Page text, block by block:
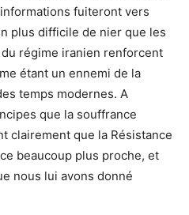
fuiteront vers
plus difficile de nier que les
régime iranien renforcent
étant un ennemi de la
temps modernes. A
que la souffrance
clairement que la Résistance
beaucoup plus proche, et
nous lui avons donné